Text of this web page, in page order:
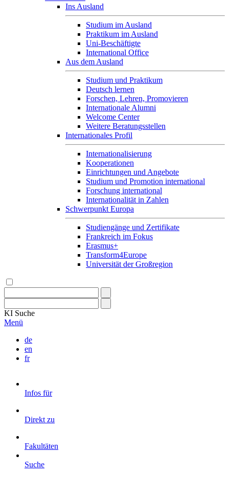
Ins Ausland
Studium im Ausland
Praktikum im Ausland
Uni-Beschäftigte
International Office
Aus dem Ausland
Studium und Praktikum
Deutsch lernen
Forschen, Lehren, Promovieren
Internationale Alumni
Welcome Center
Weitere Beratungsstellen
Internationales Profil
Internationalisierung
Kooperationen
Einrichtungen und Angebote
Studium und Promotion international
Forschung international
Internationalität in Zahlen
Schwerpunkt Europa
Studiengänge und Zertifikate
Frankreich im Fokus
Erasmus+
Transform4Europe
Universität der Großregion
KI Suche
Menü
de
en
fr
Infos für
Direkt zu
Fakultäten
Suche